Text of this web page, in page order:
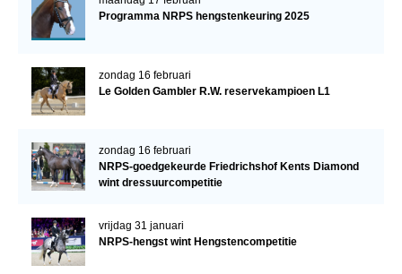
Programma NRPS hengstenkeuring 2025
zondag 16 februari
Le Golden Gambler R.W. reservekampioen L1
zondag 16 februari
NRPS-goedgekeurde Friedrichshof Kents Diamond
wint dressuurcompetitie
vrijdag 31 januari
NRPS-hengst wint Hengstencompetitie